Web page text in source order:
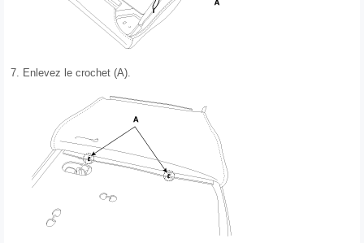
7. Enlevez le crochet (A).